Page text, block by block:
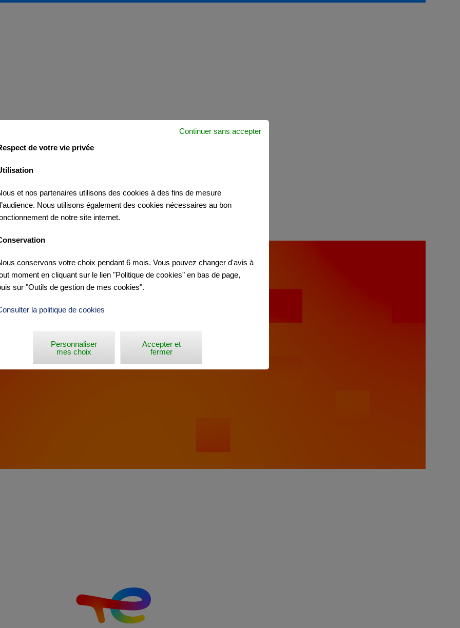
CLASSIC ALPES-MARITIMES »
de votre vie privée
et nos partenaires utilisons des cookies à des fins de mesure
Nous utilisons également des cookies nécessaires au bon
de notre site internet.
conservons votre choix pendant 6 mois. Vous pouvez changer d'avis à
moment en cliquant sur le lien "Politique de cookies" en bas de page,
sur "Outils de gestion de mes cookies".
la politique de cookies
Personnaliser
mes choix
Accepter et
fermer
Continuer sans accepter